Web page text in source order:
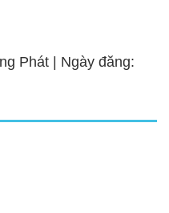
Phát | Ngày đăng: